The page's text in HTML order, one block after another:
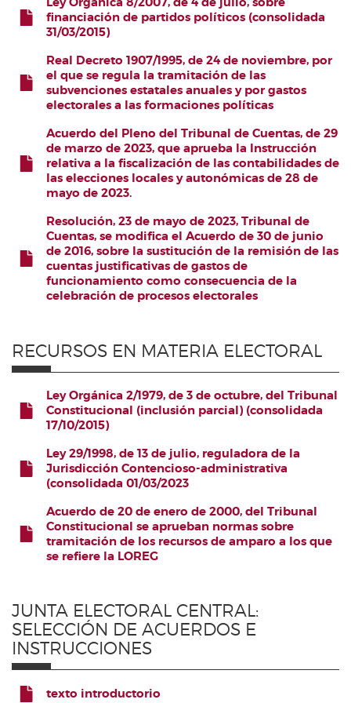
FICHERO
financiación de partidos políticos (consolidada
31/03/2015)
FICHERO
Real Decreto 1907/1995, de 24 de noviembre, por
el que se regula la tramitación de las
subvenciones estatales anuales y por gastos
electorales a las formaciones políticas
FICHERO
Acuerdo del Pleno del Tribunal de Cuentas, de 29
de marzo de 2023, que aprueba la Instrucción
relativa a la fiscalización de las contabilidades de
las elecciones locales y autonómicas de 28 de
mayo de 2023.
FICHERO
Resolución, 23 de mayo de 2023, Tribunal de
Cuentas, se modifica el Acuerdo de 30 de junio
de 2016, sobre la sustitución de la remisión de las
cuentas justificativas de gastos de
funcionamiento como consecuencia de la
celebración de procesos electorales
RECURSOS EN MATERIA ELECTORAL
FICHERO
Ley Orgánica 2/1979, de 3 de octubre, del Tribunal
Constitucional (inclusión parcial) (consolidada
17/10/2015)
FICHERO
Ley 29/1998, de 13 de julio, reguladora de la
Jurisdicción Contencioso-administrativa
(consolidada 01/03/2023
FICHERO
Acuerdo de 20 de enero de 2000, del Tribunal
Constitucional se aprueban normas sobre
tramitación de los recursos de amparo a los que
se refiere la LOREG
JUNTA ELECTORAL CENTRAL:
SELECCIÓN DE ACUERDOS E
INSTRUCCIONES
texto introductorio